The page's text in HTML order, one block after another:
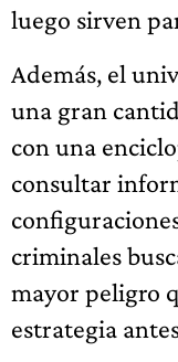
luego sirven
Además, el
una gran
con una
consultar
criminales
mayor peligro
estrategia